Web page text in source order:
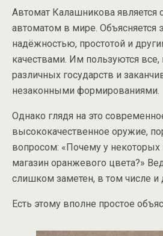
Автомат Калашникова
автоматом в мире. Объясняется
надёжностью, простотой и
качествами. Им пользуются все,
различных государств и
незаконными формированиями.
Однако глядя на это
высококачественное оружие,
вопросом: «Почему у
магазин оранжевого цвета?»
слишком заметен, в том числе и
Есть этому вполне простое